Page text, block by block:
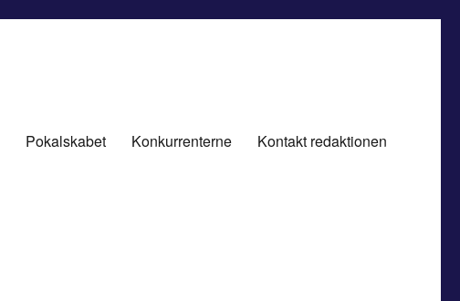
Pokalskabet Konkurrenterne Kontakt redaktionen